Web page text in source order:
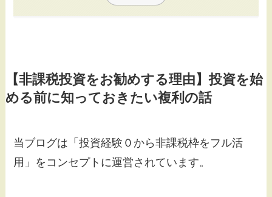
【非課税投資をお勧めする理由】投資を始
める前に知っておきたい複利の話
当ブログは「投資経験０から非課税枠をフル活
用」をコンセプトに運営されています。